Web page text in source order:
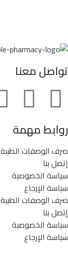
تواصل معنا
روابط مهمة
صرف الوصفات الطبية
إتصل بنا
سياسة الخصوصية
سياسة الإرجاع
صرف الوصفات الطبية
إتصل بنا
سياسة الخصوصية
سياسة الإرجاع